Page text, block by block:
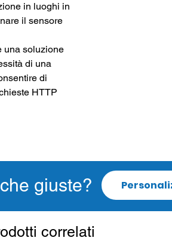
ne in luoghi in
nare il sensore
una soluzione
di una
nsentire di
este HTTP
giuste?
correlati